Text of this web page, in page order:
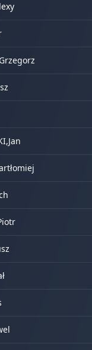
Grzegorz
Jan